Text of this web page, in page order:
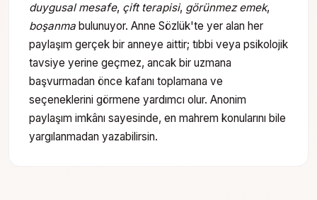
duygusal mesafe, çift terapisi, görünmez emek,
boşanma bulunuyor. Anne Sözlük'te yer alan her
paylaşım gerçek bir anneye aittir; tıbbi veya psikolojik
tavsiye yerine geçmez, ancak bir uzmana
başvurmadan önce kafanı toplamana ve
seçeneklerini görmene yardımcı olur. Anonim
paylaşım imkânı sayesinde, en mahrem konularını bile
yargılanmadan yazabilirsin.